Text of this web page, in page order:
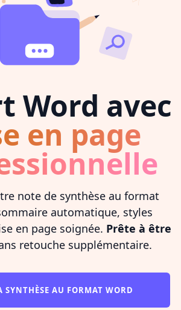
Word avec
en page
note de synthèse au format
automatique, styles
en page soignée. Prête à être
retouche supplémentaire.
SYNTHÈSE AU FORMAT WORD